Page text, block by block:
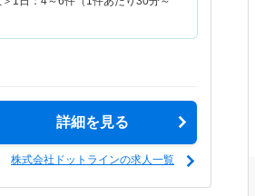
詳細を見る
株式会社ドットラインの求人一覧